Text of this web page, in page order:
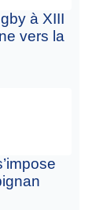
à XIII
vers la